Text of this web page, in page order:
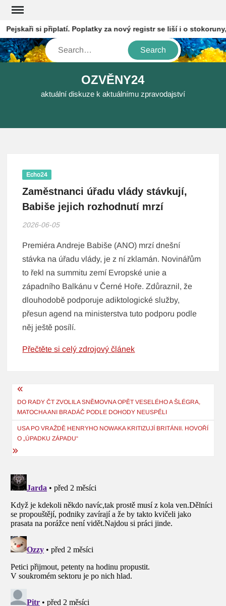
Skip
content
si připlatí. Poplatky za nový registr se liší i o stokoruny,
Search
OZVĚNY24
aktuální diskuze k aktuálnímu zpravodajství
Echo24
Zaměstnanci úřadu vlády stávkují,
Babiše jejich rozhodnutí mrzí
2026-06-05
Premiéra Andreje Babiše (ANO) mrzí dnešní
stávka na úřadu vlády, je z ní zklamán. Novinářům
to řekl na summitu zemí Evropské unie a
západního Balkánu v Černé Hoře. Zdůraznil, že
dlouhodobě podporuje adiktologické služby,
přesun agend na ministerstva tuto podporu podle
něj ještě posílí.
Přečtěte si celý zdrojový článek
Navigace
pro
příspěvek
DO RADY ČT ZVOLILA SNĚMOVNA OPĚT VESELÉHO A ŠLÉGRA,
MATOCHA ANI BRADÁČ PODLE DOHODY NEUSPĚLI
USA PO VRAŽDĚ HENRYHO NOWAKA KRITIZUJÍ BRITÁNII. HOVOŘÍ
O „ÚPADKU ZÁPADU“